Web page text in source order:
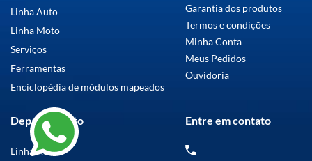
Linha Auto
Linha Moto
Serviços
Ferramentas
Enciclopédia de módulos mapeados
Garantia dos produtos
Termos e condições
Minha Conta
Meus Pedidos
Ouvidoria
Departamento
Linha Auto
Entre em contato